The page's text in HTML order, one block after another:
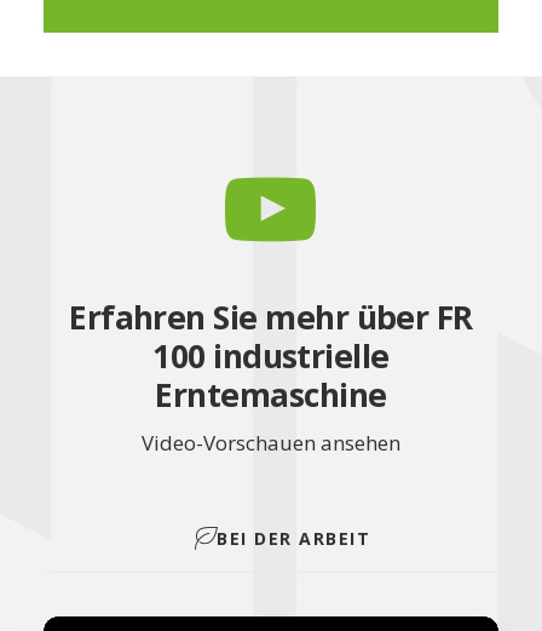
Erfahren Sie mehr über FR
100 industrielle
Erntemaschine
Video-Vorschauen ansehen
BEI DER ARBEIT